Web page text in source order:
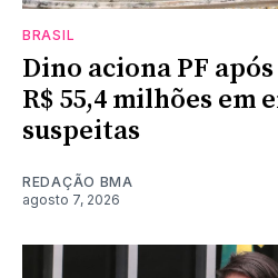
BRASIL
Dino aciona PF
R$ 55,4 milhões em
suspeitas
REDAÇÃO BMA
agosto 7, 2026